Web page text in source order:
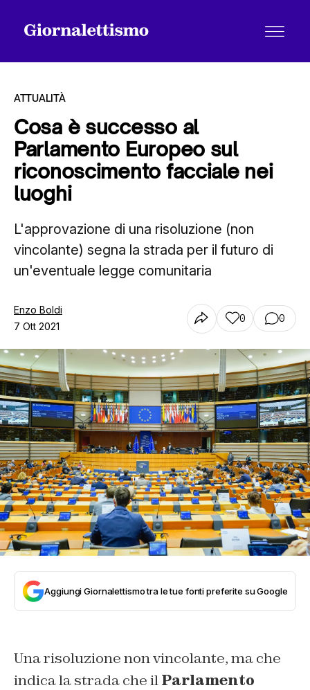
Tutti gli articoli
Chi siamo
Contatti
ATTUALITÀ
Cosa è successo al
Parlamento Europeo sul
riconoscimento facciale nei
luoghi
L'approvazione di una risoluzione (non
vincolante) segna la strada per il futuro di
un'eventuale legge comunitaria
Enzo Boldi
7 Ott 2021
0 0
Aggiungi Giornalettismo tra le tue fonti preferite su Google
Una risoluzione non vincolante, ma che
indica la strada che ilParlamento